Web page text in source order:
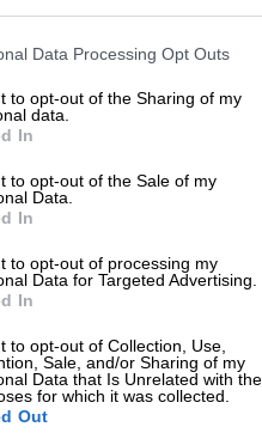
that this website/app uses one
to your visit or usage behaviour.
consent to Google and its
for below specified purposes
Data Processing Opt Outs
to opt-out of the Sharing of my
data.
In
to opt-out of the Sale of my
Data.
In
to opt-out of processing my
Data for Targeted Advertising.
In
to opt-out of Collection, Use,
Sale, and/or Sharing of my
Data that Is Unrelated with the
for which it was collected.
Out
στα
της Ηπείρου.
βορειοδυτικοί
Το απόγευμα στα
σε νοτιοδυτικούς με
Στο εσωτερικό της
χαμηλότερη.
ΑΝΑΤΟΛΙΚΗ
ΠΕΛΟΠΟΝΝΗΣΟΣ